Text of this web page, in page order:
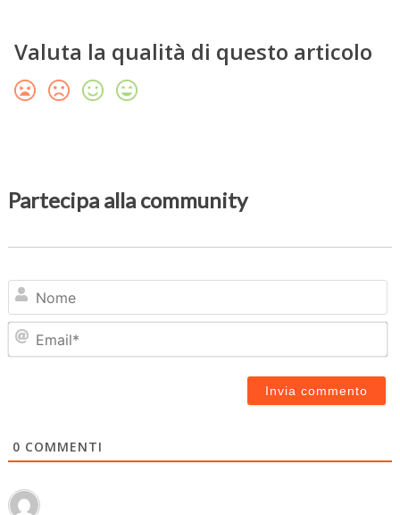
Valuta la qualità di questo articolo
Partecipa alla community
0 COMMENTI